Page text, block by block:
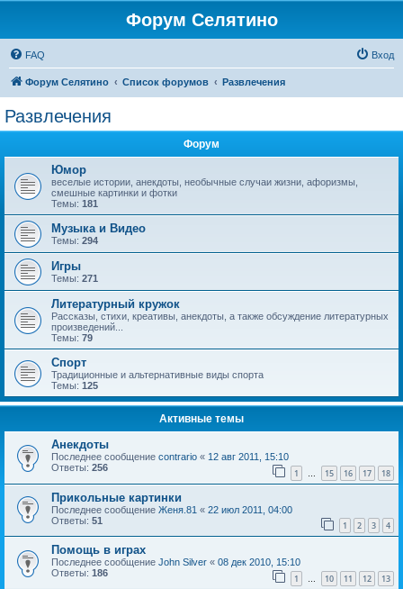
Форум Селятино
FAQ Вход
Форум Селятино Список форумов Развлечения
Развлечения
Форум
Юмор
веселые истории, анекдоты, необычные случаи жизни, афоризмы,
смешные картинки и фотки
Темы: 181
Музыка и Видео
Темы: 294
Игры
Темы: 271
Литературный кружок
Рассказы, стихи, креативы, анекдоты, а также обсуждение литературных
произведений...
Темы: 79
Спорт
Традиционные и альтернативные виды спорта
Темы: 125
Активные темы
Анекдоты
Последнее сообщение contrario « 12 авг 2011, 15:10
Ответы: 256 1 … 15 16 17 18
Прикольные картинки
Последнее сообщение Женя.81 « 22 июл 2011, 04:00
Ответы: 51 1 2 3 4
Помощь в играх
Последнее сообщение John Silver « 08 дек 2010, 15:10
Ответы: 186 1 … 10 11 12 13